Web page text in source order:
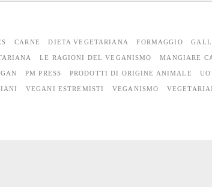
CARNE DIETA VEGETARIANA FORMAGGIO
LE RAGIONI DEL VEGANISMO MANGIARE
PM PRESS PRODOTTI DI ORIGINE ANIMALE
VEGANI ESTREMISTI VEGANISMO